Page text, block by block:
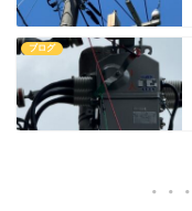
ブログ